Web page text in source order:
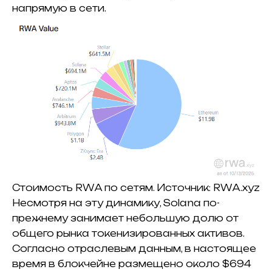
напрямую в сети.
Стоимость RWA по сетям. Источник: RWA.xyz
Несмотря на эту динамику, Solana по-
прежнему занимает небольшую долю от
общего рынка токенизированных активов.
Согласно отраслевым данным, в настоящее
время в блокчейне размещено около $694